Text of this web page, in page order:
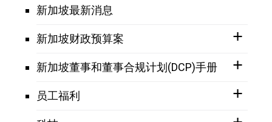
新加坡最新消息
新加坡财政预算案
新加坡董事和董事合规计划(DCP)手册
员工福利